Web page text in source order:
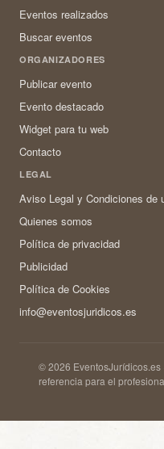
Eventos realizados
Buscar eventos
ORGANIZADORES
Publicar evento
Evento destacado
Widget para tu web
Contacto
LEGAL
Aviso Legal y Condiciones de
Quienes somos
Política de privacidad
Publicidad
Política de Cookies
info@eventosjuridicos.es
© 2026 EventosJurídicos.es
referencia para el